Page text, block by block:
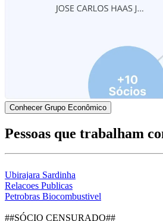
Conhecer Grupo Econômico
Pessoas que trabalham
Ubirajara Sardinha
Relacoes Publicas
Petrobras Biocombustivel
##SÓCIO CENSURADO##